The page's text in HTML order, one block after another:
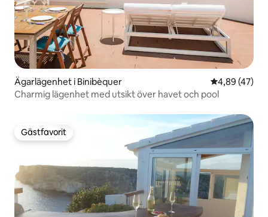
Ägarlägenhet i Binibèquer 4,89 av 5 i
4,89 (47)
Charmig lägenhet med utsikt över havet och pool
Gästfavorit
Gästfavorit